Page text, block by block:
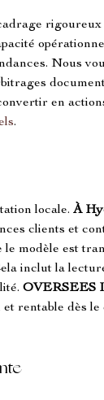
Nous
en
.
locale. À
clients et
modèle est
inclut la
OVERSEES
rentable dès